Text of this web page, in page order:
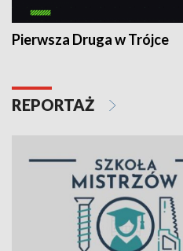
Pierwsza Druga w Trójce
REPORTAŻ